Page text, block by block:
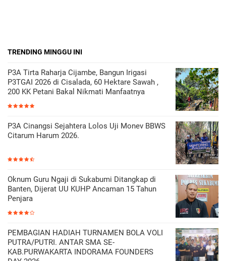
TRENDING MINGGU INI
P3A Tirta Raharja Cijambe, Bangun Irigasi
P3TGAI 2026 di Cisalada, 60 Hektare Sawah ,
200 KK Petani Bakal Nikmati Manfaatnya
P3A Cinangsi Sejahtera Lolos Uji Monev BBWS
Citarum Harum 2026.
Oknum Guru Ngaji di Sukabumi Ditangkap di
Banten, Dijerat UU KUHP Ancaman 15 Tahun
Penjara
PEMBAGIAN HADIAH TURNAMEN BOLA VOLI
PUTRA/PUTRI. ANTAR SMA SE-
KAB.PURWAKARTA INDORAMA FOUNDERS